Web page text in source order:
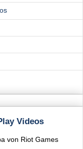
Videos
von Riot Games